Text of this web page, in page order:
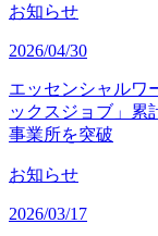
お知らせ
2026/04/30
エッセンシャルワ
ックスジョブ」累
事業所を突破
お知らせ
2026/03/17